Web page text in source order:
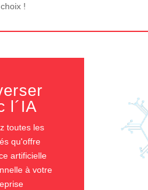
!
l´IA
toutes les
qu'offre
artificielle
à votre